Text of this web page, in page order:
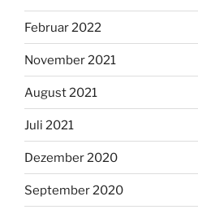
Februar 2022
November 2021
August 2021
Juli 2021
Dezember 2020
September 2020